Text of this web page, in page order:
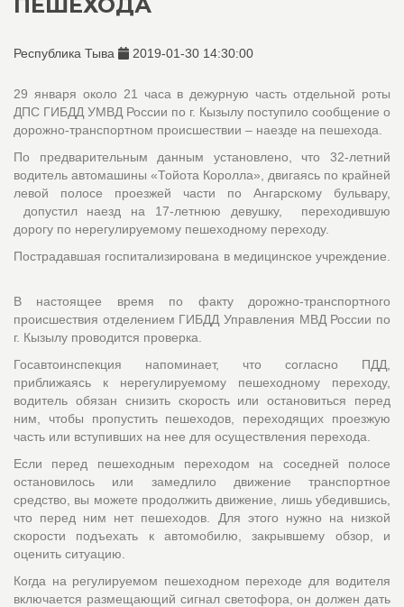
Республика Тыва 2019-01-30 14:30:00
29 января около 21 часа в дежурную часть отдельной роты
ДПС ГИБДД УМВД России по г. Кызылу поступило сообщение о
дорожно-транспортном происшествии – наезде на пешехода.
По предварительным данным установлено, что 32-летний
водитель автомашины «Тойота Королла», двигаясь по крайней
левой полосе проезжей части по Ангарскому бульвару,
допустил наезд на 17-летнюю девушку, переходившую
дорогу по нерегулируемому пешеходному переходу.
Пострадавшая госпитализирована в медицинское учреждение.
В настоящее время по факту дорожно-транспортного
происшествия отделением ГИБДД Управления МВД России по
г. Кызылу проводится проверка.
Госавтоинспекция напоминает, что согласно ПДД,
приближаясь к нерегулируемому пешеходному переходу,
водитель обязан снизить скорость или остановиться перед
ним, чтобы пропустить пешеходов, переходящих проезжую
часть или вступивших на нее для осуществления перехода.
Если перед пешеходным переходом на соседней полосе
остановилось или замедлило движение транспортное
средство, вы можете продолжить движение, лишь убедившись,
что перед ним нет пешеходов. Для этого нужно на низкой
скорости подъехать к автомобилю, закрывшему обзор, и
оценить ситуацию.
Когда на регулируемом пешеходном переходе для водителя
включается размещающий сигнал светофора, он должен дать